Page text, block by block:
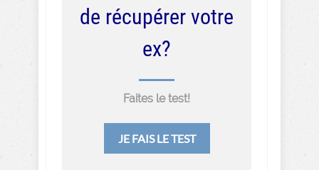
de récupérer votre
ex?
Faites le test!
JE FAIS LE TEST